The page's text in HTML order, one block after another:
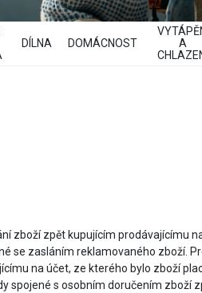
DÍLNA DOMÁCNOST
A
zboží zpět kupujícím prodávajícímu
se zasláním reklamovaného zboží.
na účet, ze kterého bylo zboží
spojené s osobním doručením zboží